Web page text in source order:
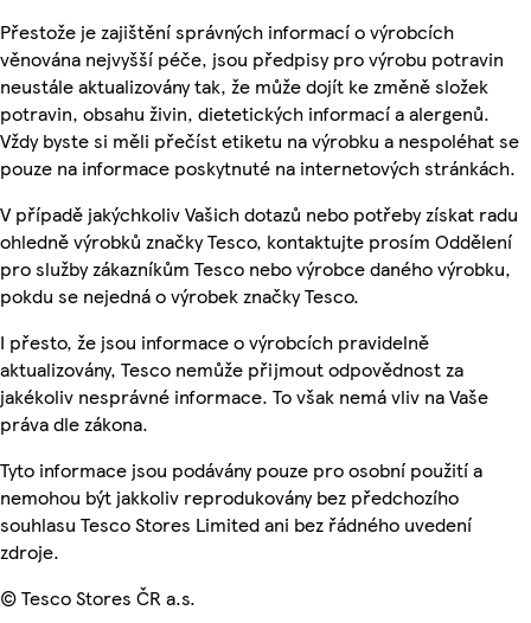
Přestože je zajištění správných informací o výrobcích
věnována nejvyšší péče, jsou předpisy pro výrobu potravin
neustále aktualizovány tak, že může dojít ke změně složek
potravin, obsahu živin, dietetických informací a alergenů.
Vždy byste si měli přečíst etiketu na výrobku a nespoléhat se
pouze na informace poskytnuté na internetových stránkách.
V případě jakýchkoliv Vašich dotazů nebo potřeby získat radu
ohledně výrobků značky Tesco, kontaktujte prosím Oddělení
pro služby zákazníkům Tesco nebo výrobce daného výrobku,
pokdu se nejedná o výrobek značky Tesco.
I přesto, že jsou informace o výrobcích pravidelně
aktualizovány, Tesco nemůže přijmout odpovědnost za
jakékoliv nesprávné informace. To však nemá vliv na Vaše
práva dle zákona.
Tyto informace jsou podávány pouze pro osobní použití a
nemohou být jakkoliv reprodukovány bez předchozího
souhlasu Tesco Stores Limited ani bez řádného uvedení
zdroje.
© Tesco Stores ČR a.s.